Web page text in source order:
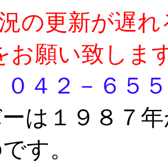
の更新が遅
お願い致しま
０４２－６５
は１９８７
す。